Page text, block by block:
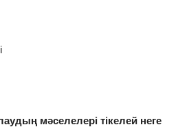
мәселелері тікелей неге